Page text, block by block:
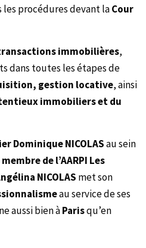
procédures devant laCour
immobilières,
dans toutes les étapes de
gestion locative, ainsi
immobiliers et du
Dominique NICOLASau sein
membre de l’AARPI Les
NICOLAS met son
au service de ses
aussi bien àParisqu’en